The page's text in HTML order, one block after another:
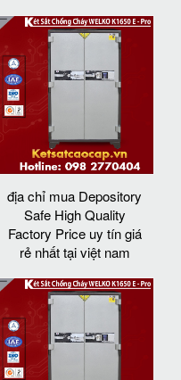
địa chỉ mua Depository
Safe High Quality
Factory Price uy tín giá
rẻ nhất tại việt nam